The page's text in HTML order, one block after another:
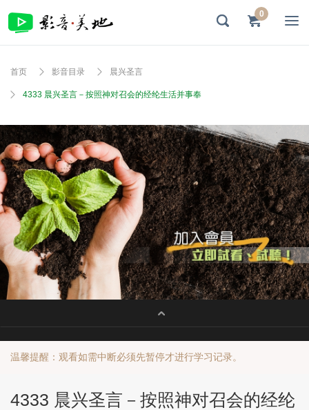
0
首页 影音目录 晨兴圣言
4333 晨兴圣言－按照神对召会的经纶生活并事奉
温馨提醒：观看如需中断必须先暂停才进行学习记录。
4333 晨兴圣言－按照神对召会的经纶